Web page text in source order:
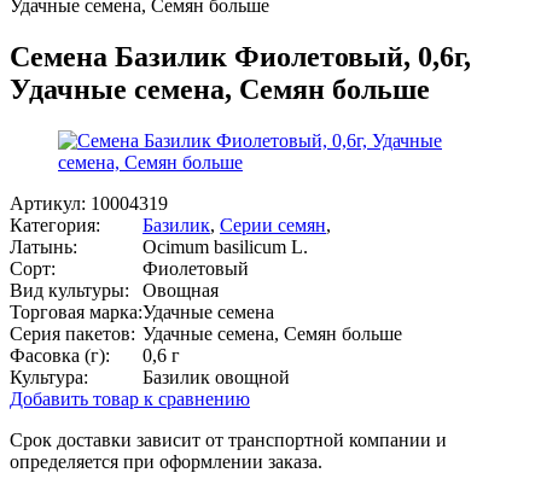
Удачные семена, Семян больше
Семена Базилик Фиолетовый, 0,6г,
Удачные семена, Семян больше
Артикул: 10004319
Категория:
Базилик, Серии семян,
Латынь:
Ocimum basilicum L.
Сорт:
Фиолетовый
Вид культуры:
Овощная
Торговая марка:Удачные семена
Серия пакетов: Удачные семена, Семян больше
Фасовка (г):
0,6 г
Культура:
Базилик овощной
Добавить товар к сравнению
Срок доставки зависит от транспортной компании и
определяется при оформлении заказа.